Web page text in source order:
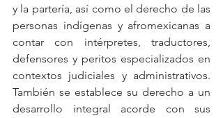
y la partería, así como el derecho de las
personas indígenas y afromexicanas a
contar con intérpretes, traductores,
defensores y peritos especializados en
contextos judiciales y administrativos.
También se establece su derecho a un
desarrollo integral acorde con sus